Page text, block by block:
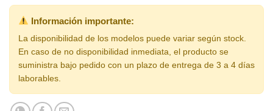
Información importante:
La disponibilidad de los modelos puede variar según stock.
En caso de no disponibilidad inmediata, el producto se
suministra bajo pedido con un plazo de entrega de 3 a 4 días
laborables.